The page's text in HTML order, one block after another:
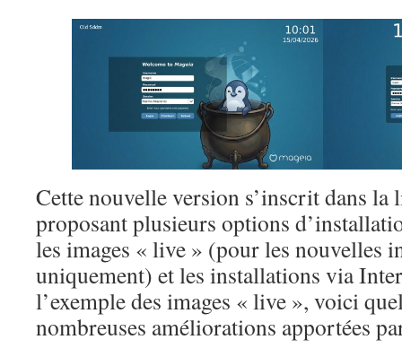
Cette nouvelle version s’inscrit dans la
proposant plusieurs options
les images « live » (pour les nouvelles
uniquement) et les installations via
l’exemple des images « live », voici
nombreuses améliorations apportées